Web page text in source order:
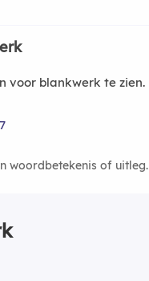
voor blankwerk te zien.
7
woordbetekenis of uitleg.